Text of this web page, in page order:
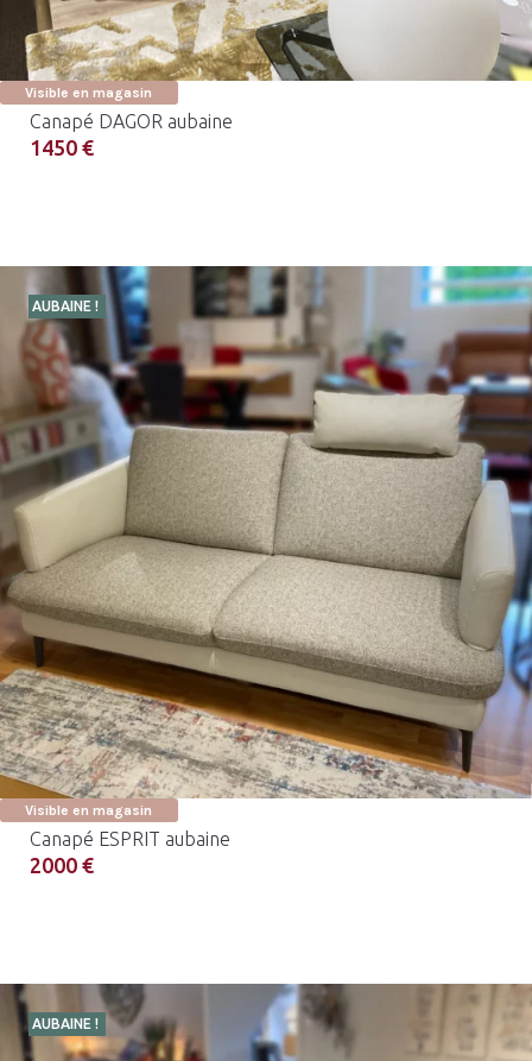
Visible en magasin
Canapé DAGOR aubaine
1450 €
AUBAINE !
Visible en magasin
Canapé ESPRIT aubaine
2000 €
AUBAINE !